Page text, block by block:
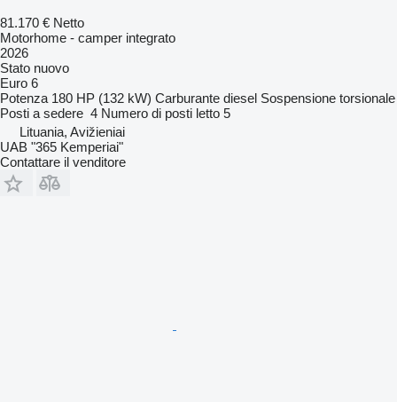
81.170 € Netto
Motorhome - camper integrato
2026
Stato nuovo
Euro 6
Potenza 180 HP (132 kW) Carburante diesel Sospensione torsionale
Posti a sedere 4 Numero di posti letto 5
Lituania, Avižieniai
UAB "365 Kemperiai"
Contattare il venditore